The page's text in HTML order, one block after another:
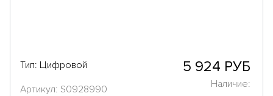
Тип: Цифровой
Артикул: S0928990
5 924 РУБ
Наличие: